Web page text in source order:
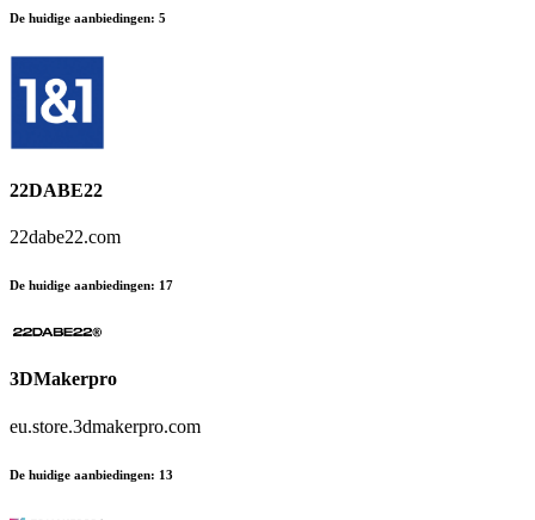
De huidige aanbiedingen: 5
22DABE22
22dabe22.com
De huidige aanbiedingen: 17
3DMakerpro
eu.store.3dmakerpro.com
De huidige aanbiedingen: 13